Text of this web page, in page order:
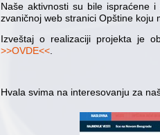
Naše aktivnosti su bile ispraćene
zvaničnoj web stranici Opštine koju
Izveštaj o realizaciji projekta je
>>OVDE<<.
Hvala svima na interesovanju za